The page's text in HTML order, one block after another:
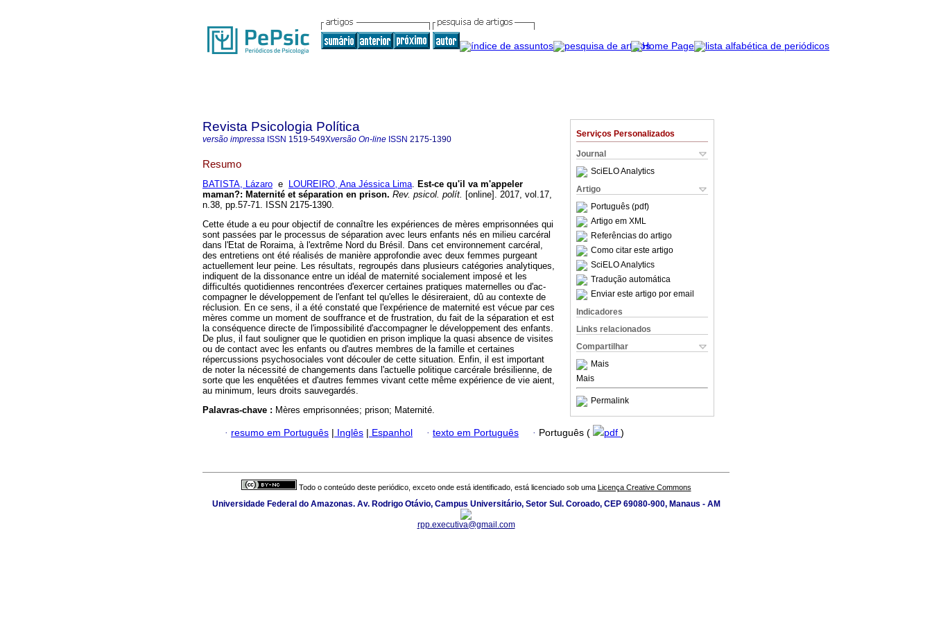
Serviços Personalizados
Journal
SciELO Analytics
Artigo
Português (pdf)
Artigo em XML
Referências do artigo
Como citar este artigo
SciELO Analytics
Tradução automática
Enviar este artigo por email
Indicadores
Links relacionados
Compartilhar
Mais
Mais
Permalink
Revista Psicologia Política
versão impressa ISSN 1519-549Xversão On-line ISSN 2175-1390
Resumo
BATISTA, Lázaro e LOUREIRO, Ana Jéssica Lima. Est-ce qu'il va m'appeler
maman?: Maternité et séparation en prison. Rev. psicol. polít. [online]. 2017, vol.17,
n.38, pp.57-71. ISSN 2175-1390.
Cette étude a eu pour objectif de connaître les expériences de mères emprisonnées qui
sont passées par le processus de séparation avec leurs enfants nés en milieu carcéral
dans l'Etat de Roraima, à l'extrême Nord du Brésil. Dans cet environnement carcéral,
des entretiens ont été réalisés de manière approfondie avec deux femmes purgeant
actuellement leur peine. Les résultats, regroupés dans plusieurs catégories analytiques,
indiquent de la dissonance entre un idéal de maternité socialement imposé et les
difficultés quotidiennes rencontrées d'exercer certaines pratiques maternelles ou d'ac-
compagner le développement de l'enfant tel qu'elles le désireraient, dû au contexte de
réclusion. En ce sens, il a été constaté que l'expérience de maternité est vécue par ces
mères comme un moment de souffrance et de frustration, du fait de la séparation et est
la conséquence directe de l'impossibilité d'accompagner le développement des enfants.
De plus, il faut souligner que le quotidien en prison implique la quasi absence de visites
ou de contact avec les enfants ou d'autres membres de la famille et certaines
répercussions psychosociales vont découler de cette situation. Enfin, il est important
de noter la nécessité de changements dans l'actuelle politique carcérale brésilienne, de
sorte que les enquêtées et d'autres femmes vivant cette même expérience de vie aient,
au minimum, leurs droits sauvegardés.
Palavras-chave : Mères emprisonnées; prison; Maternité.
· resumo em Português | Inglês | Espanhol · texto em Português · Português ( pdf )
Todo o conteúdo deste periódico, exceto onde está identificado, está licenciado sob uma Licença Creative Commons
Universidade Federal do Amazonas. Av. Rodrigo Otávio, Campus Universitário, Setor Sul. Coroado, CEP 69080-900, Manaus - AM
rpp.executiva@gmail.com